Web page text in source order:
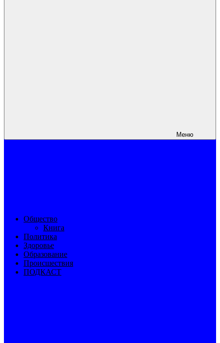
Меню
Общество
Книга
Политика
Здоровье
Образование
Происшествия
ПОДКАСТ